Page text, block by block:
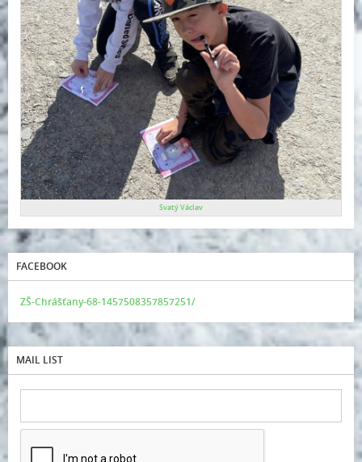
Svatý Václav
FACEBOOK
ZŠ-Chrášťany-68-1457508357857251/
MAIL LIST